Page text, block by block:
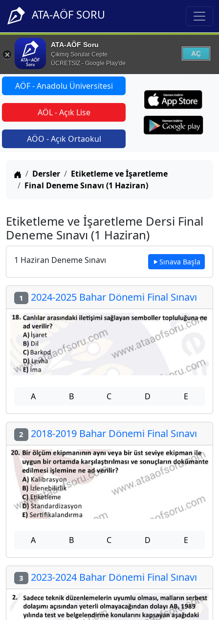
ATA-AÖF SORU
ATA-AÖF Soru
Çıkmış Sorular Cepte
ÜCRETSİZ - Google Play'de
AÇ
AÖF - Anadolu Üniversitesi
AÖL - Açık Lise
AÖO - Açık Ortaokul
Anasayfa
Dersler
Etiketleme ve İşaretleme
Final Deneme Sınavı (1 Haziran)
Etiketleme ve İşaretleme Dersi Final
Deneme Sınavı (1 Haziran)
1 Haziran Deneme Sınavı Sınava Başla
1 2024-2025 Bahar Dönemi Final Sınavı
A B C D E
2 2018-2019 Bahar Dönemi Final Sınavı
A B C D E
3 2023-2024 Bahar Dönemi Final Sınavı